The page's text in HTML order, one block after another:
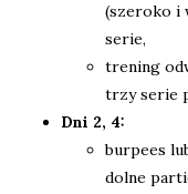
(szeroko i
serie,
trening
trzy serie
Dni 2, 4:
burpees
dolne